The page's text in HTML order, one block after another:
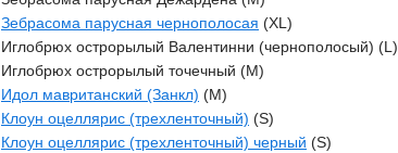
Зебрасома парусная чернополосая (XL)
Иглобрюх острорылый Валентинни (чернополосый) (L)
Иглобрюх острорылый точечный (M)
Идол мавританский (Занкл) (M)
Клоун оцеллярис (трехленточный) (S)
Клоун оцеллярис (трехленточный) черный (S)